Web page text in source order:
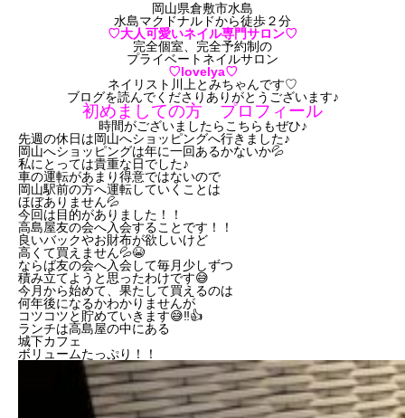
岡山県倉敷市水島
水島マクドナルドから徒歩２分
♡大人可愛いネイル専門サロン♡
完全個室、完全予約制の
プライベートネイルサロン
♡lovelya♡
ネイリスト川上とみちゃんです♡
ブログを読んでくださりありがとうございます♪
初めましての方 プロフィール
時間がございましたらこちらもぜひ♪
先週の休日は岡山へショッピングへ行きました♪
岡山へショッピングは年に一回あるかないか💦
私にとっては貴重な日でした♪
車の運転があまり得意ではないので
岡山駅前の方へ運転していくことは
ほぼありません💦
今回は目的がありました！！
高島屋友の会へ入会することです！！
良いバックやお財布が欲しいけど
高くて買えません💦😭
ならば友の会へ入会して毎月少しずつ
積み立てようと思ったわけです😅
今月から始めて、果たして買えるのは
何年後になるかわかりませんが
コツコツと貯めていきます😅‼️👍
ランチは高島屋の中にある
城下カフェ
ボリュームたっぷり！！